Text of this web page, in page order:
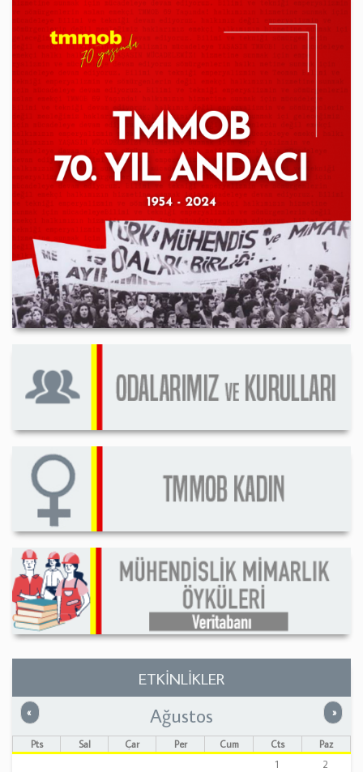
ETKİNLİKLER
« Önceki »
Ağustos
Pts Sal Çar Per Cum Cts
Paz
1
2